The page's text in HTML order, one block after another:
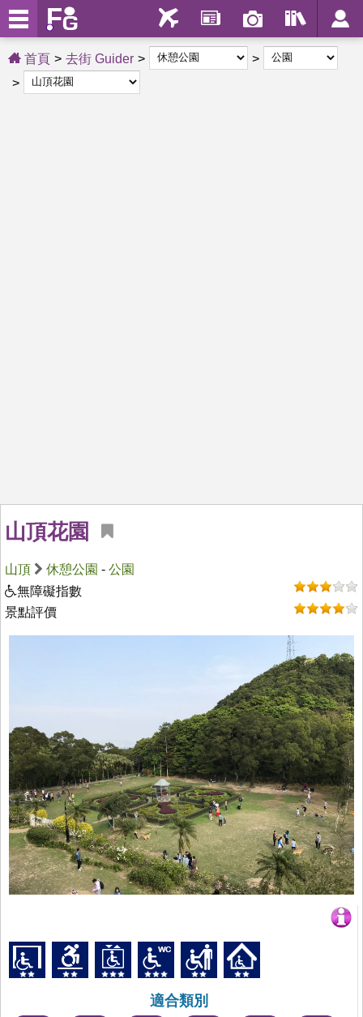
首頁 去街 Guider
山頂花園
山頂 休憩公園 - 公園
無障礙指數
景點評價
適合類別